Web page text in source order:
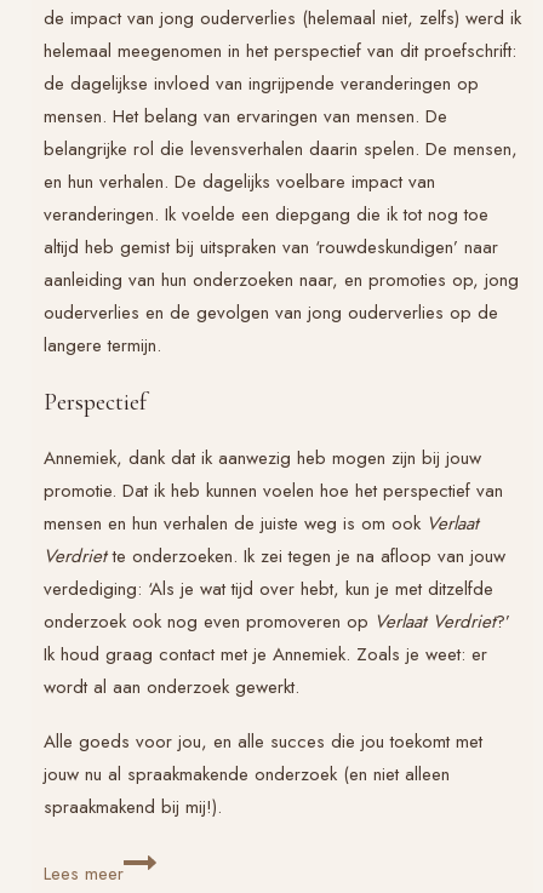
de impact van jong ouderverlies (helemaal niet, zelfs) werd ik
helemaal meegenomen in het perspectief van dit proefschrift:
de dagelijkse invloed van ingrijpende veranderingen op
mensen. Het belang van ervaringen van mensen. De
belangrijke rol die levensverhalen daarin spelen. De mensen,
en hun verhalen. De dagelijks voelbare impact van
veranderingen. Ik voelde een diepgang die ik tot nog toe
altijd heb gemist bij uitspraken van ‘rouwdeskundigen’ naar
aanleiding van hun onderzoeken naar, en promoties op, jong
ouderverlies en de gevolgen van jong ouderverlies op de
langere termijn.
Perspectief
Annemiek, dank dat ik aanwezig heb mogen zijn bij jouw
promotie. Dat ik heb kunnen voelen hoe het perspectief van
mensen en hun verhalen de juiste weg is om ook Verlaat
Verdriette onderzoeken. Ik zei tegen je na afloop van jouw
verdediging: ‘Als je wat tijd over hebt, kun je met ditzelfde
onderzoek ook nog even promoveren op Verlaat Verdriet?’
Ik houd graag contact met je Annemiek. Zoals je weet: er
wordt al aan onderzoek gewerkt.
Alle goeds voor jou, en alle succes die jou toekomt met
jouw nu al spraakmakende onderzoek (en niet alleen
spraakmakend bij mij!).
Lees meerDaily